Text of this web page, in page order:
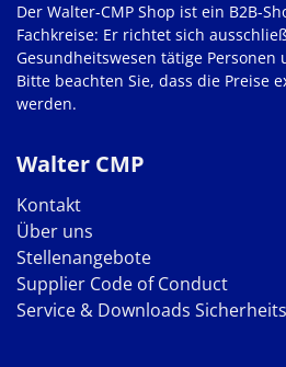
Walter CMP
Kontakt
Über uns
Stellenangebote
Supplier Code of Conduct
Service & Downloads
Der Walter-CMP Shop ist ein B2B-
Fachkreise: Er richtet sich
Gesundheitswesen tätige Personen
Bitte beachten Sie, dass die Preise
werden.